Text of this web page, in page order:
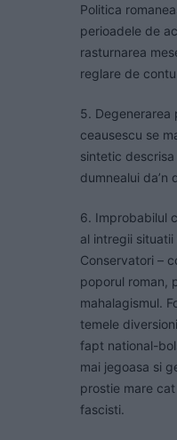
Politica
perioadele de
rasturnarea
reglare de
5. Degenerarea
ceausescu se
sintetic descrisa
dumnealui da’n
6. Improbabilul
al intregii situatii
Conservatori –
poporul roman,
mahalagismul.
temele
fapt national-
mai jegoasa si
prostie mare
fascisti.